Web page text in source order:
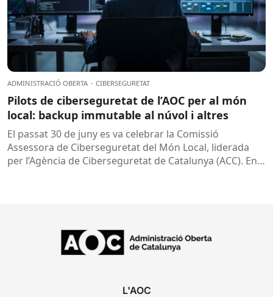
ADMINISTRACIÓ OBERTA · CIBERSEGURETAT
Pilots de ciberseguretat de l’AOC per al món
local: backup immutable al núvol i altres
El passat 30 de juny es va celebrar la Comissió
Assessora de Ciberseguretat del Món Local, liderada
per l’Agència de Ciberseguretat de Catalunya (ACC). En
L'AOC